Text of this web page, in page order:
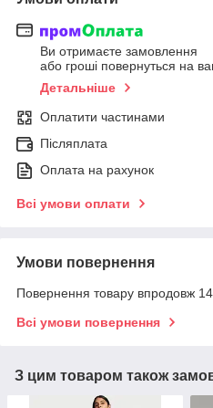
Ви отримаєте замовлення
або гроші повернуться на
Детальніше
Оплатити частинами
Післяплата
Оплата на рахунок
Всі умови оплати
Умови повернення
Повернення товару впродовж 14
Всі умови повернення
З цим товаром також